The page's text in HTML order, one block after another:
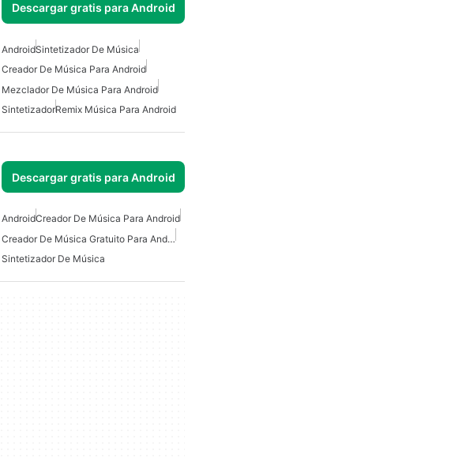
Descargar gratis para Android
AndroidSintetizador De Música
Creador De Música Para Android
Mezclador De Música Para Android
SintetizadorRemix Música Para Android
Descargar gratis para Android
AndroidCreador De Música Para Android
Creador De Música Gratuito Para Android
Sintetizador De Música